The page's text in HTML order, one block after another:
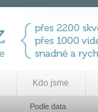
Kdo jsme
Podle data